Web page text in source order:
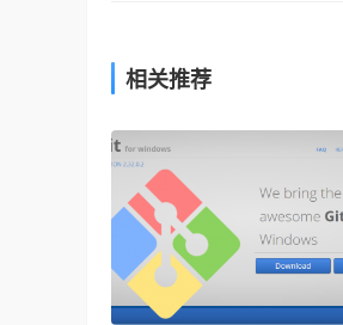
相关推荐
PHP技术